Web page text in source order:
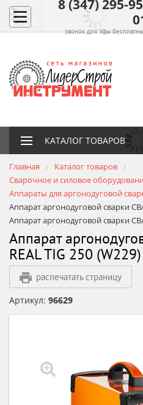
8 (347) 295-
звонок для Уфы
КАТАЛОГ ТОВАРОВ
Главная
Каталог товаров
Сварочное и силовое
Аппараты для аргонодуговой
Аппарат аргонодуговой сварки
Аппарат аргонодуговой сварки
Аппарат
REAL TIG 250
распечатать страницу
Артикул: 96629